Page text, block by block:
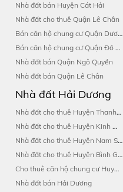
Nhà đất bán Huyện Cát Hải
Nhà đất cho thuê Quận Lê Chân
Bán căn hộ chung cư Quận Dương Kinh
Bán căn hộ chung cư Quận Đồ Sơn
Nhà đất bán Quận Ngô Quyền
Nhà đất bán Quận Lê Chân
Nhà đất Hải Dương
Nhà đất cho thuê Huyện Thanh Hà
Nhà đất cho thuê Huyện Kinh Môn
Nhà đất cho thuê Huyện Nam Sách
Nhà đất cho thuê Huyện Bình Giang
Cho thuê căn hộ chung cư Huyện Kinh Môn
Nhà đất bán Hải Dương